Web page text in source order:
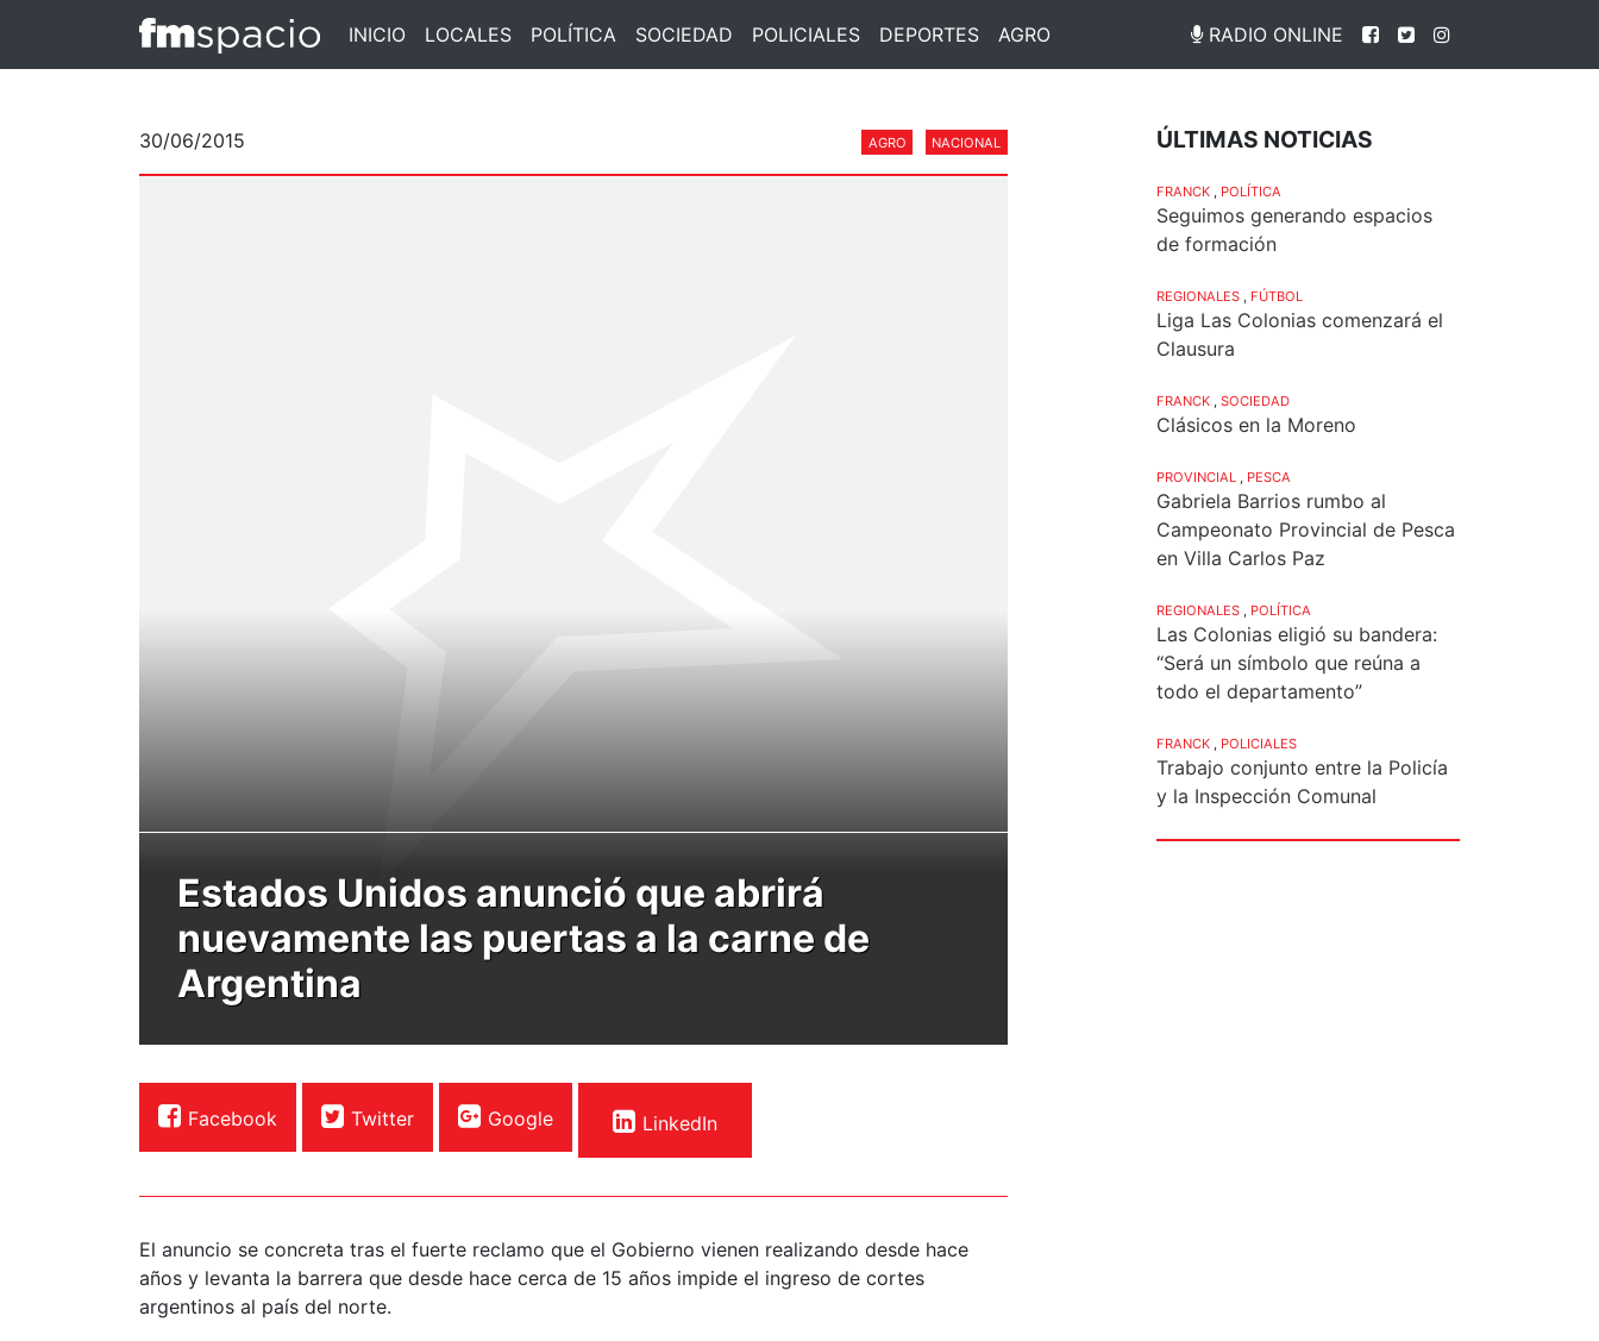
INICIO LOCALES POLÍTICA SOCIEDAD POLICIALES DEPORTES AGRO RADIO ONLINE
30/06/2015 AGRO NACIONAL
Estados Unidos anunció que abrirá
nuevamente las puertas a la carne de
Argentina
Facebook Twitter Google LinkedIn
El anuncio se concreta tras el fuerte reclamo que el Gobierno vienen realizando desde hace
años y levanta la barrera que desde hace cerca de 15 años impide el ingreso de cortes
argentinos al país del norte.
ÚLTIMAS NOTICIAS
FRANCK POLÍTICA
Seguimos generando espacios
de formación
REGIONALES FÚTBOL
Liga Las Colonias comenzará el
Clausura
FRANCK SOCIEDAD
Clásicos en la Moreno
PROVINCIAL PESCA
Gabriela Barrios rumbo al
Campeonato Provincial de Pesca
en Villa Carlos Paz
REGIONALES POLÍTICA
Las Colonias eligió su bandera:
“Será un símbolo que reúna a
todo el departamento”
FRANCK POLICIALES
Trabajo conjunto entre la Policía
y la Inspección Comunal